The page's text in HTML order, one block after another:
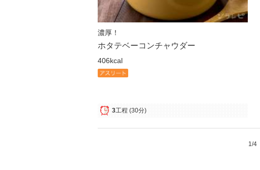
濃厚！
ホタテベーコンチャウダー
406kcal
3工程 (30分)
1/4